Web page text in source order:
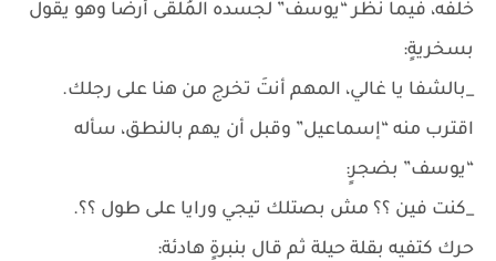
خلفه، فيما نظر “يوسف” لجسده المُلقى أرضًا وهو يقول
بسخريةٍ:
_بالشفا يا غالي، المهم أنتَ تخرج من هنا على رجلك.
اقترب منه “إسماعيل” وقبل أن يهم بالنطق، سأله
“يوسف” بضجرٍ:
_كنت فين ؟؟ مش بصتلك تيجي ورايا على طول ؟؟.
حرك كتفيه بقلة حيلة ثم قال بنبرةٍ هادئة: